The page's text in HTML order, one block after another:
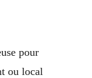
pour
ou local